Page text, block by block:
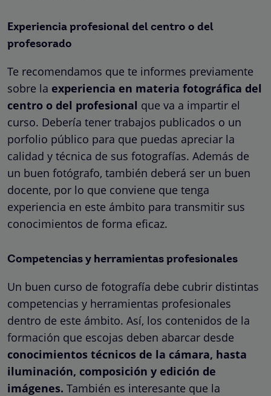
Experiencia profesional del centro o del
profesorado
Te recomendamos que te informes previamente
sobre la experiencia en materia fotográfica del
centro o del profesional que va a impartir el
curso. Debería tener trabajos publicados o un
porfolio público para que puedas apreciar la
calidad y técnica de sus fotografías. Además de
un buen fotógrafo, también deberá ser un buen
docente, por lo que conviene que tenga
experiencia en este ámbito para transmitir sus
conocimientos de forma eficaz.
Competencias y herramientas profesionales
Un buen curso de fotografía debe cubrir distintas
competencias y herramientas profesionales
dentro de este ámbito. Así, los contenidos de la
formación que escojas deben abarcar desde
conocimientos técnicos de la cámara, hasta
iluminación, composición y edición de
imágenes. También es interesante que la